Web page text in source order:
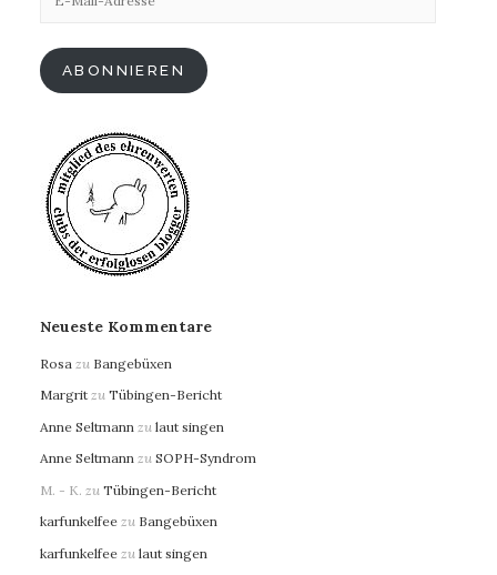
Mail-
ABONNIEREN
Neueste Kommentare
Rosa zu Bangebüxen
Margrit zu Tübingen-Bericht
Anne Seltmann zu laut singen
Anne Seltmann zu SOPH-Syndrom
M. - K. zu Tübingen-Bericht
karfunkelfee zu Bangebüxen
karfunkelfee zu laut singen